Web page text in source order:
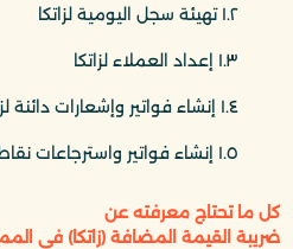
١.٢ تهيئة سجل اليومية لزاتكا
١.٣ إعداد العملاء لزاتكا
١.٤ إنشاء فواتير وإشعارات دائنة لزاتكا
١.٥ إنشاء فواتير واسترجاعات نقاط البيع
كل ما تحتاج معرفته عن
ضريبة القيمة المضافة (زاتكا) في